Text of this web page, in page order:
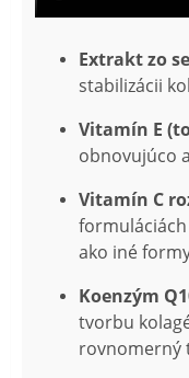
Extrakt zo
stabilizácii
Vitamín E
obnovujúco
Vitamín C
ako iné
Koenzým
tvorbu
rovnomerný